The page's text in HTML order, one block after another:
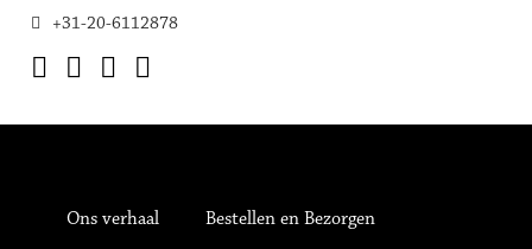
+31-20-6112878
Ons verhaal Bestellen en Bezorgen